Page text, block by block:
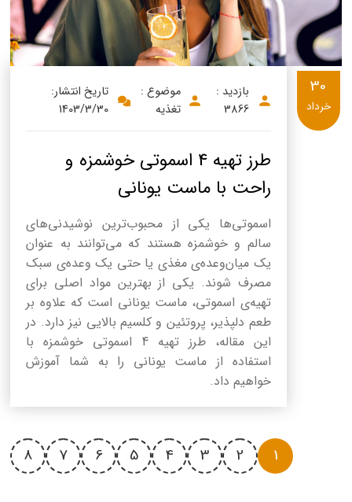
بازدید :
3866
موضوع :
تغذیه
تاریخ انتشار:
1403/3/30
طرز تهیه 4 اسموتی خوشمزه و
راحت با ماست یونانی
اسموتی‌ها یکی از محبوب‌ترین نوشیدنی‌های
سالم و خوشمزه هستند که می‌توانند به عنوان
یک میان‌وعده‌ی مغذی یا حتی یک وعده‌ی سبک
مصرف شوند. یکی از بهترین مواد اصلی برای
تهیه‌ی اسموتی، ماست یونانی است که علاوه بر
طعم دلپذیر، پروتئین و کلسیم بالایی نیز دارد. در
این مقاله، طرز تهیه 4 اسموتی خوشمزه با
استفاده از ماست یونانی را به شما آموزش
خواهیم داد.
30
خرداد
1
2
3
4
5
6
7
8